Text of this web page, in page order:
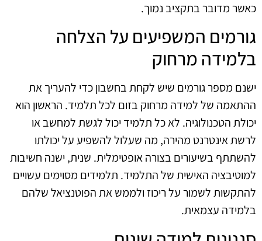
כאשר מדובר בתקציב נמוך.
גורמים המשפיעים על הצלחה
בלמידה מרחוק
ישנם מספר גורמים שיש לקחת בחשבון כדי להעריך את
ההתאמה של למידה מרחוק בזום לכל תלמיד. הראשון הוא
יכולת הטכנולוגיה. לא כל תלמיד יכול לגשת למחשב או
לרשת אינטרנט מהירה, מה שעלול להשפיע על יכולתו
להשתתף בשיעורים בצורה אופטימלית. שנית, ישנה חשיבות
למוטיבציה האישית של התלמיד. תלמידים מסוימים עשויים
להתקשות לשמור על ריכוז ולממש את הפוטנציאל שלהם
בלמידה עצמאית.